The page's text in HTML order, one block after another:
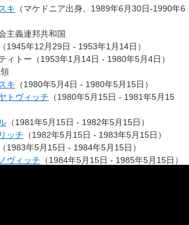
キ （マケドニア出身、1989年6月30日-1990年6
主義連邦共和国
（1945年12月29日 - 1953年1月14日）
ィトー（1953年1月14日 - 1980年5月4日）
キ （1980年5月4日 - 1980年5月15日）
トヴィッチ （1980年5月15日 - 1981年5月15
（1981年5月15日 - 1982年5月15日）
ッチ （1982年5月15日 - 1983年5月15日）
（1983年5月15日 - 1984年5月15日）
ヴィッチ （1984年5月15日 - 1985年5月15日）